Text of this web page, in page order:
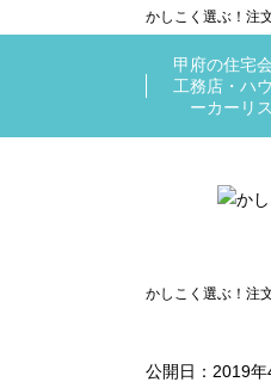
かしこく選ぶ！注
甲府の住宅
工務店・ハ
ーカーリ
かしこく選ぶ！注
公開日： 2019年